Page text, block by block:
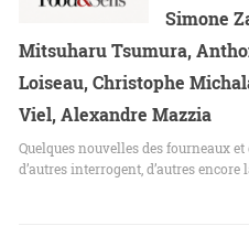
Simone
Mitsuharu Tsumura,
Loiseau, Christophe
Viel, Alexandre Mazzia
Quelques nouvelles des fourneaux
d’autres interrogent, d’autres